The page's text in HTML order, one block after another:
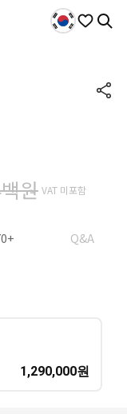
원 VAT 미포함
Q&A
1,290,000원